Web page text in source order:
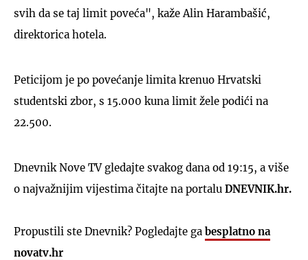
svih da se taj limit poveća", kaže Alin Harambašić,
direktorica hotela.
Peticijom je po povećanje limita krenuo Hrvatski
studentski zbor, s 15.000 kuna limit žele podići na
22.500.
Dnevnik Nove TV gledajte svakog dana od 19:15, a više
o najvažnijim vijestima čitajte na portalu DNEVNIK.hr.
Propustili ste Dnevnik? Pogledajte ga besplatno na
novatv.hr